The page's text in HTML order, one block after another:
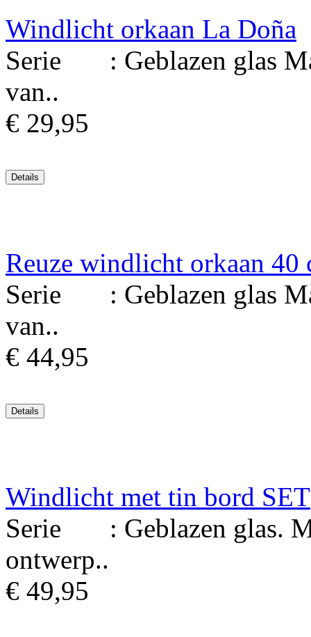
Windlicht orkaan La Doña
Serie : Geblazen glas
van..
€ 29,95
Reuze windlicht orkaan 40
Serie : Geblazen glas
van..
€ 44,95
Windlicht met tin bord SET
Serie : Geblazen glas.
ontwerp..
€ 49,95